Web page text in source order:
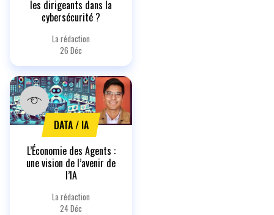
les dirigeants dans la
cybersécurité ?
La rédaction
26 Déc
DATA / IA
L’Économie des Agents :
une vision de l’avenir de
l’IA
La rédaction
24 Déc